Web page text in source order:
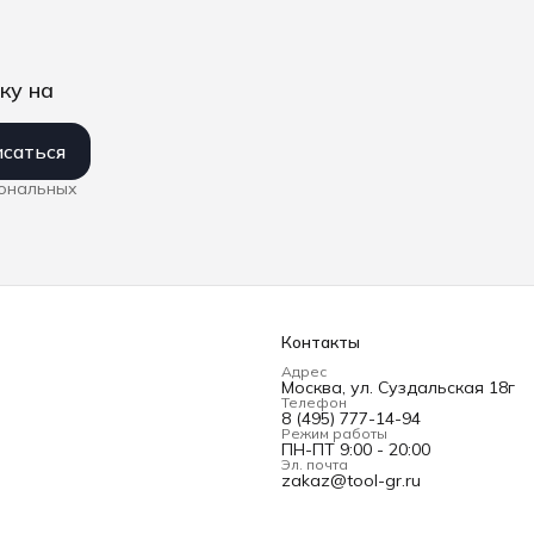
на
Контакты
Адрес
Москва, ул. Суздальская 18г
Телефон
8 (495) 777-14-94
Режим работы
ПН-ПТ 9:00 - 20:00
Эл. почта
zakaz@tool-gr.ru